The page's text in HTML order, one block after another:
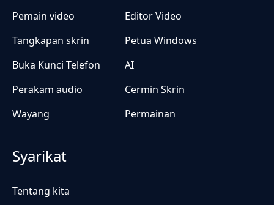
Pemain video
Editor Video
Tangkapan skrin
Petua Windows
Buka Kunci Telefon
AI
Perakam audio
Cermin Skrin
Wayang
Permainan
Syarikat
Tentang kita